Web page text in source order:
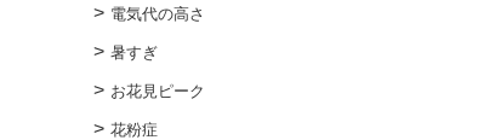
電気代の高さ
暑すぎ
お花見ピーク
花粉症